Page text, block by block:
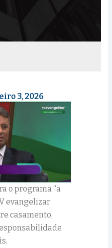
3, 2026
o programa “a
evangelizar
casamento,